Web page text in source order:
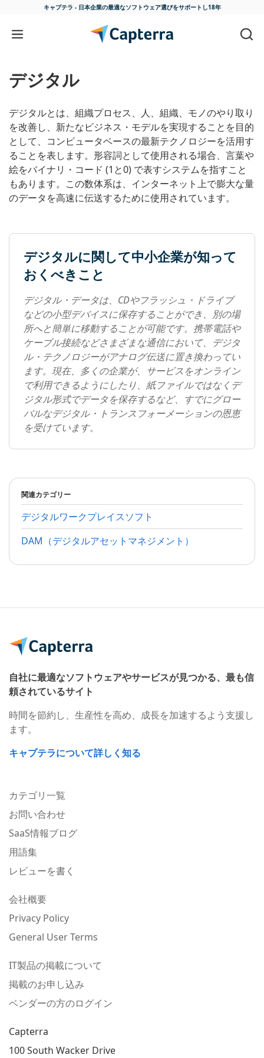
キャプテラ - 日本企業の最適なソフトウェア選びをサポートし18年
コンテンツに移動
デジタル
デジタルとは、組織プロセス、人、組織、モノのやり取り
を改善し、新たなビジネス・モデルを実現することを目的
として、コンピュータベースの最新テクノロジーを活用す
ることを表します。形容詞として使用される場合、言葉や
絵をバイナリ・コード (1と0) で表すシステムを指すこと
もあります。この数体系は、インターネット上で膨大な量
のデータを高速に伝送するために使用されています。
デジタルに関して中小企業が知って
おくべきこと
デジタル・データは、CDやフラッシュ・ドライブ
などの小型デバイスに保存することができ、別の場
所へと簡単に移動することが可能です。携帯電話や
ケーブル接続などさまざまな通信において、デジタ
ル・テクノロジーがアナログ伝送に置き換わってい
ます。現在、多くの企業が、サービスをオンライン
で利用できるようにしたり、紙ファイルではなくデ
ジタル形式でデータを保存するなど、すでにグロー
バルなデジタル・トランスフォーメーションの恩恵
を受けています。
関連カテゴリー
デジタルワークプレイスソフト
DAM（デジタルアセットマネジメント）
自社に最適なソフトウェアやサービスが見つかる、最も信
頼されているサイト
時間を節約し、生産性を高め、成長を加速するよう支援し
ます。
キャプテラについて詳しく知る
カテゴリ一覧
お問い合わせ
SaaS情報ブログ
用語集
レビューを書く
会社概要
Privacy Policy
General User Terms
IT製品の掲載について
掲載のお申し込み
ベンダーの方のログイン
Capterra
100 South Wacker Drive